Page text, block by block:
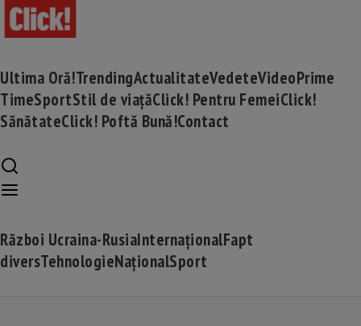
Ultima Oră!TrendingActualitateVedeteVideoPrime
TimeSportStil de viațăClick! Pentru FemeiClick!
SănătateClick! Poftă Bună!Contact
Război Ucraina-RusiaInternaționalFapt
diversTehnologieNaționalSport